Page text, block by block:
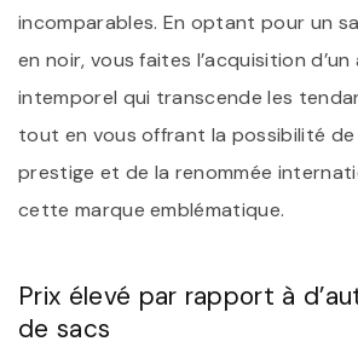
incomparables. En optant pour un
en noir, vous faites l’acquisition
intemporel qui transcende les
tout en vous offrant la possibilité
prestige et de la renommée
cette marque emblématique.
Prix élevé par rapport à
de sacs